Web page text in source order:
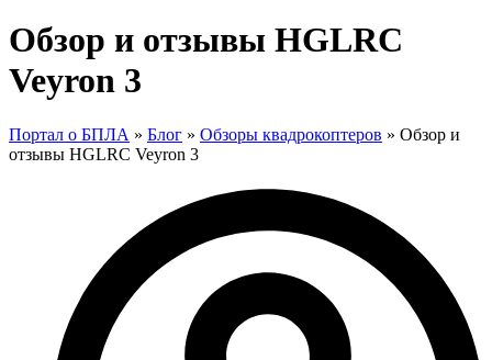
Обзор и отзывы HGLRC
Veyron 3
Портал о БПЛА » Блог » Обзоры квадрокоптеров » Обзор и
отзывы HGLRC Veyron 3